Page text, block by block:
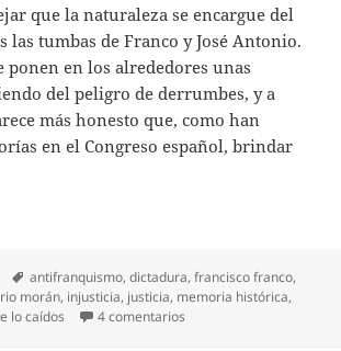
que la naturaleza se encargue del
las tumbas de Franco y José Antonio.
ponen en los alrededores unas
del peligro de derrumbes, y a
más honesto que, como han
en el Congreso español, brindar
Etiquetas
antifranquismo,dictadura,francisco franco,
morán, injusticia, justicia, memoria histórica,
lo caídos 4 comentarios